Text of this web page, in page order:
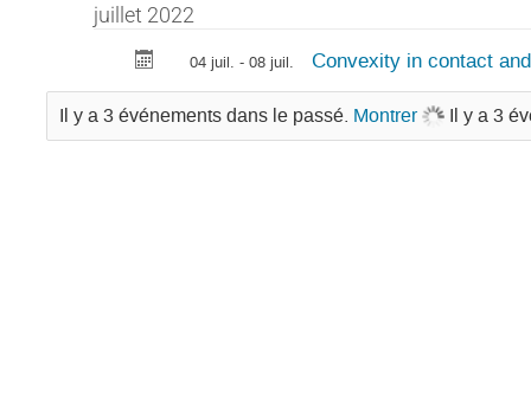
juillet 2022
04 juil. - 08 juil. Convexity in contact
Il y a 3 événements dans le passé. Montrer Il y a 3